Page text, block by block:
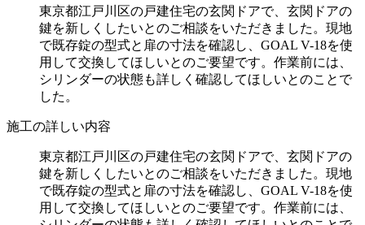
東京都江戸川区の戸建住宅の玄関ドアで、玄関ドアの
鍵を新しくしたいとのご相談をいただきました。現地
で既存錠の型式と扉の寸法を確認し、GOAL V-18を使
用して交換してほしいとのご要望です。作業前には、
シリンダーの状態も詳しく確認してほしいとのことで
した。
施工の詳しい内容
東京都江戸川区の戸建住宅の玄関ドアで、玄関ドアの
鍵を新しくしたいとのご相談をいただきました。現地
で既存錠の型式と扉の寸法を確認し、GOAL V-18を使
用して交換してほしいとのご要望です。作業前には、